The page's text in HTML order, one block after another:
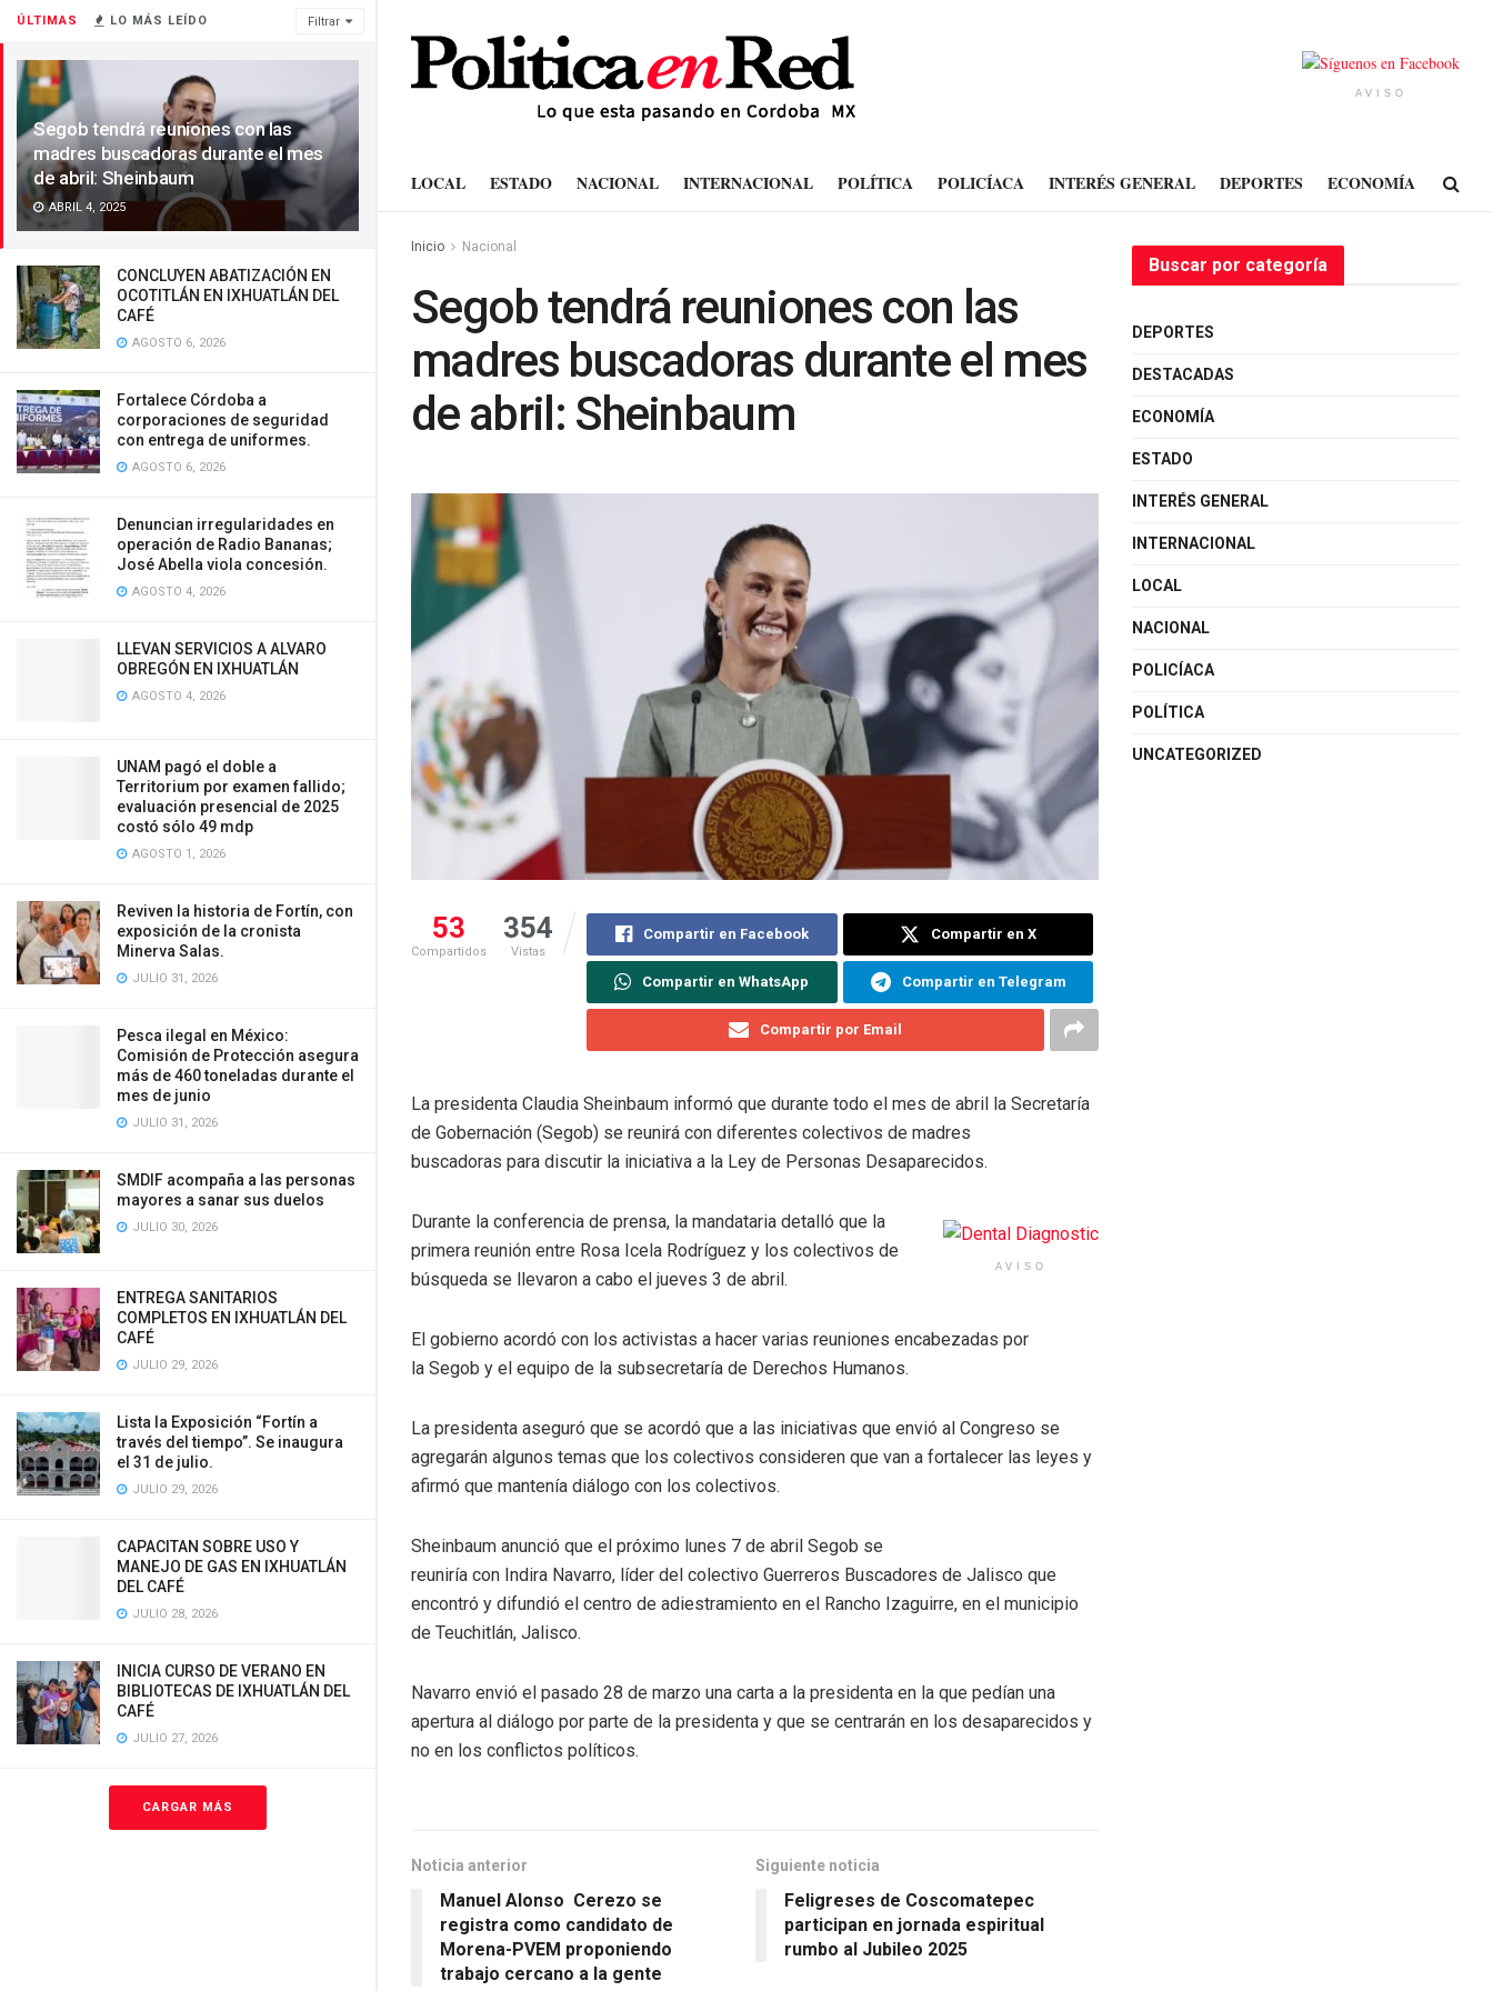
ÚLTIMAS LO MÁS LEÍDO Filtrar
Segob tendrá reuniones con las
madres buscadoras durante el mes
de abril: Sheinbaum
ABRIL 4, 2025
CONCLUYEN ABATIZACIÓN EN
OCOTITLÁN EN IXHUATLÁN DEL
CAFÉ
AGOSTO 6, 2026
Fortalece Córdoba a
corporaciones de seguridad
con entrega de uniformes.
AGOSTO 6, 2026
Denuncian irregularidades en
operación de Radio Bananas;
José Abella viola concesión.
AGOSTO 4, 2026
LLEVAN SERVICIOS A ALVARO
OBREGÓN EN IXHUATLÁN
AGOSTO 4, 2026
UNAM pagó el doble a
Territorium por examen fallido;
evaluación presencial de 2025
costó sólo 49 mdp
AGOSTO 1, 2026
Reviven la historia de Fortín, con
exposición de la cronista
Minerva Salas.
JULIO 31, 2026
Pesca ilegal en México:
Comisión de Protección asegura
más de 460 toneladas durante el
mes de junio
JULIO 31, 2026
SMDIF acompaña a las personas
mayores a sanar sus duelos
JULIO 30, 2026
ENTREGA SANITARIOS
COMPLETOS EN IXHUATLÁN DEL
CAFÉ
JULIO 29, 2026
Lista la Exposición “Fortín a
través del tiempo”. Se inaugura
el 31 de julio.
JULIO 29, 2026
CAPACITAN SOBRE USO Y
MANEJO DE GAS EN IXHUATLÁN
DEL CAFÉ
JULIO 28, 2026
INICIA CURSO DE VERANO EN
BIBLIOTECAS DE IXHUATLÁN DEL
CAFÉ
JULIO 27, 2026
CARGAR MÁS
AVISO
LOCAL ESTADO NACIONAL INTERNACIONAL POLÍTICA POLICÍACA INTERÉS GENERAL DEPORTES ECONOMÍA
Inicio Nacional
Segob tendrá reuniones con las
madres buscadoras durante el mes
de abril: Sheinbaum
53
Compartidos
354
Vistas
Compartir en Facebook Compartir en X
Compartir en WhatsApp Compartir en Telegram
Compartir por Email
La presidenta Claudia Sheinbaum informó que durante todo el mes de abril la Secretaría
de Gobernación (Segob) se reunirá con diferentes colectivos de madres
buscadoras para discutir la iniciativa a la Ley de Personas Desaparecidos.
AVISO
Durante la conferencia de prensa, la mandataria detalló que la
primera reunión entre Rosa Icela Rodríguez y los colectivos de
búsqueda se llevaron a cabo el jueves 3 de abril.
El gobierno acordó con los activistas a hacer varias reuniones encabezadas por
la Segob y el equipo de la subsecretaría de Derechos Humanos.
La presidenta aseguró que se acordó que a las iniciativas que envió al Congreso se
agregarán algunos temas que los colectivos consideren que van a fortalecer las leyes y
afirmó que mantenía diálogo con los colectivos.
Sheinbaum anunció que el próximo lunes 7 de abril Segob se
reuniría con Indira Navarro, líder del colectivo Guerreros Buscadores de Jalisco que
encontró y difundió el centro de adiestramiento en el Rancho Izaguirre, en el municipio
de Teuchitlán, Jalisco.
Navarro envió el pasado 28 de marzo una carta a la presidenta en la que pedían una
apertura al diálogo por parte de la presidenta y que se centrarán en los desaparecidos y
no en los conflictos políticos.
Noticia anterior
Manuel Alonso Cerezo se
registra como candidato de
Morena-PVEM proponiendo
trabajo cercano a la gente
Siguiente noticia
Feligreses de Coscomatepec
participan en jornada espiritual
rumbo al Jubileo 2025
Buscar por categoría
DEPORTES
DESTACADAS
ECONOMÍA
ESTADO
INTERÉS GENERAL
INTERNACIONAL
LOCAL
NACIONAL
POLICÍACA
POLÍTICA
UNCATEGORIZED